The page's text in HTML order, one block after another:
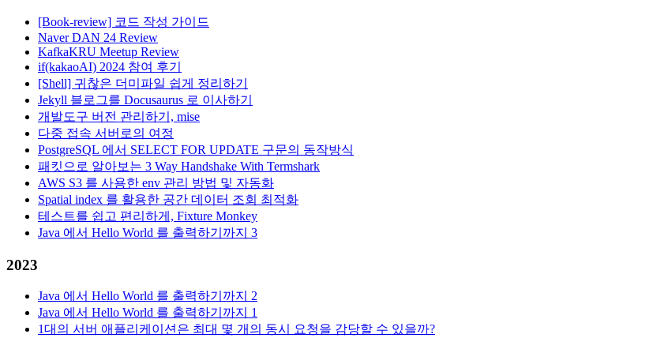
[Book-review] 코드 작성 가이드
Naver DAN 24 Review
KafkaKRU Meetup Review
if(kakaoAI) 2024 참여 후기
[Shell] 귀찮은 더미파일 쉽게 정리하기
Jekyll 블로그를 Docusaurus 로 이사하기
개발도구 버전 관리하기, mise
다중 접속 서버로의 여정
PostgreSQL 에서 SELECT FOR UPDATE 구문의 동작방식
패킷으로 알아보는 3 Way Handshake With Termshark
AWS S3 를 사용한 env 관리 방법 및 자동화
Spatial index 를 활용한 공간 데이터 조회 최적화
테스트를 쉽고 편리하게, Fixture Monkey
Java 에서 Hello World 를 출력하기까지 3
2023
Java 에서 Hello World 를 출력하기까지 2
Java 에서 Hello World 를 출력하기까지 1
1대의 서버 애플리케이션은 최대 몇 개의 동시 요청을 감당할 수 있을까?